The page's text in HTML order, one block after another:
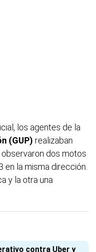
los agentes de la
(GUP) realizaban
dos motos
en la misma dirección.
y la otra una
contra Uber y